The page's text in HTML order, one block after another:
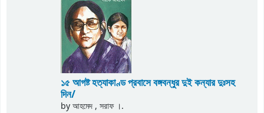
১৫ আগষ্ট হত্যাকাণ্ড প্রবাসে বঙ্গবন্ধুর দুই কন্যার দুঃসহ
দিন/
byআহমেদ , সরাফ ।.